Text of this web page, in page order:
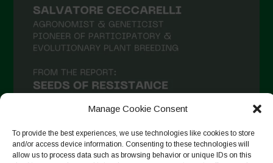
Manage Cookie Consent
To provide the best experiences, we use technologies like cookies to store
and/or access device information. Consenting to these technologies will
allow us to process data such as browsing behavior or unique IDs on this